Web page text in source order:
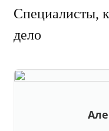
Специалисты,
дело